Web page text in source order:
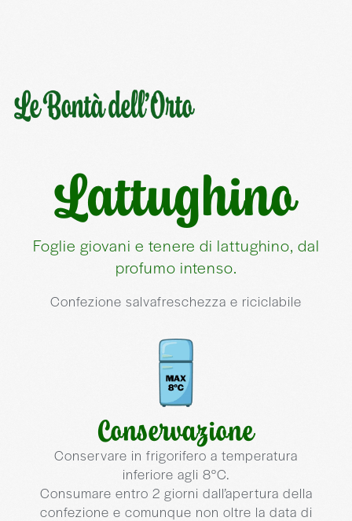
Lattughino
Foglie giovani e tenere di lattughino, dal
profumo intenso.
Confezione salvafreschezza e riciclabile
Conservazione
Conservare in frigorifero a temperatura
inferiore agli 8°C.
Consumare entro 2 giorni dall’apertura della
confezione e comunque non oltre la data di